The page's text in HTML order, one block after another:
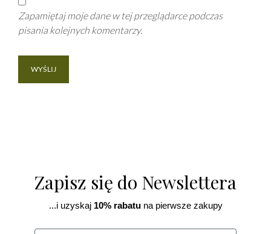
Zapamiętaj moje dane w tej przeglądarce podczas
pisania kolejnych komentarzy.
Zapisz się do Newslettera
...i uzyskaj10% rabatuna pierwsze zakupy